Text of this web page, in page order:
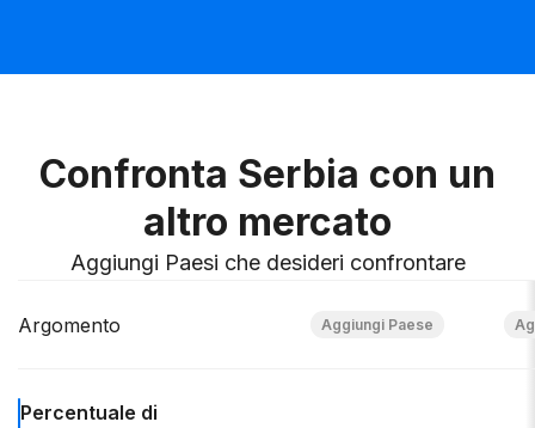
Confronta Serbia con un
altro mercato
Aggiungi Paesi che desideri confrontare
Argomento
Percentuale di